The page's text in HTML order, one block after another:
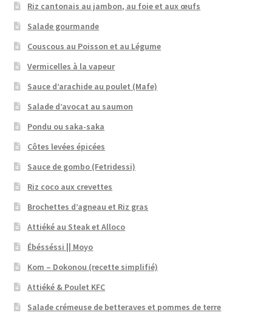
Riz cantonais au jambon, au foie et aux œufs
Salade gourmande
Couscous au Poisson et au Légume
Vermicelles à la vapeur
Sauce d’arachide au poulet (Mafe)
Salade d’avocat au saumon
Pondu ou saka-saka
Côtes levées épicées
Sauce de gombo (Fetridessi)
Riz coco aux crevettes
Brochettes d’agneau et Riz gras
Attiéké au Steak et Alloco
Ébésséssi || Moyo
Kom – Dokonou (recette simplifié)
Attiéké & Poulet KFC
Salade crémeuse de betteraves et pommes de terre